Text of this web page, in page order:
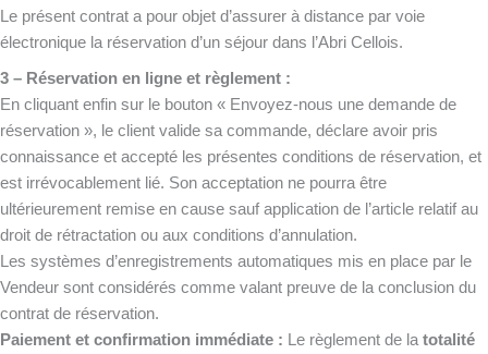
Le présent contrat a pour objet d’assurer à distance par voie
électronique la réservation d’un séjour dans l’Abri Cellois.
3 – Réservation en ligne et règlement :
En cliquant enfin sur le bouton « Envoyez-nous une demande de
réservation », le client valide sa commande, déclare avoir pris
connaissance et accepté les présentes conditions de réservation, et
est irrévocablement lié. Son acceptation ne pourra être
ultérieurement remise en cause sauf application de l’article relatif au
droit de rétractation ou aux conditions d’annulation.
Les systèmes d’enregistrements automatiques mis en place par le
Vendeur sont considérés comme valant preuve de la conclusion du
contrat de réservation.
Paiement et confirmation immédiate : Le règlement de latotalité